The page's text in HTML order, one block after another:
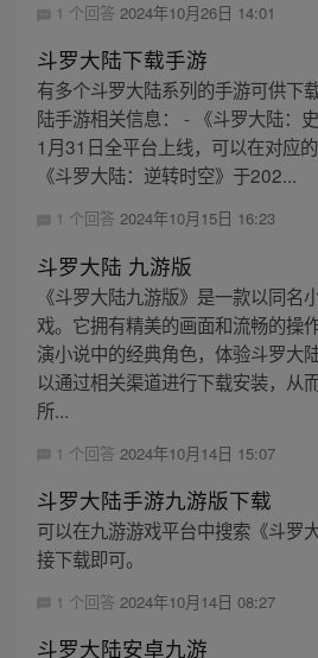
1 个回答 2024年10月26日 14:01
斗罗大陆下载手游
有多个斗罗大陆系列的手游可供下
陆手游相关信息： - 《斗罗大陆：
1月31日全平台上线，可以在对应
《斗罗大陆：逆转时空》于202...
1 个回答 2024年10月15日 16:23
斗罗大陆 九游版
《斗罗大陆九游版》是一款以同名
戏。它拥有精美的画面和流畅的操
演小说中的经典角色，体验斗罗大
以通过相关渠道进行下载安装，从
所...
1 个回答 2024年10月14日 15:07
斗罗大陆手游九游版下载
可以在九游游戏平台中搜索《斗罗
接下载即可。
1 个回答 2024年10月14日 08:27
斗罗大陆安卓九游